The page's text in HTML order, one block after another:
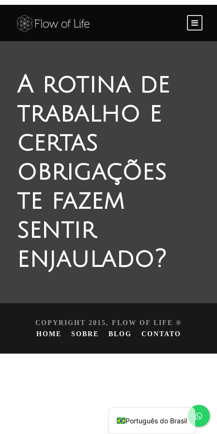
A rotina de
trabalho e
certas
obrigações
te fazem
sentir
enjaulado?
COPYRIGHT 2015, FLOW OF LIFE ®
HOME
SOBRE BLOG CONTATO
Português do Brasil